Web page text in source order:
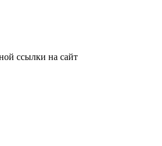
ссылки на сайт